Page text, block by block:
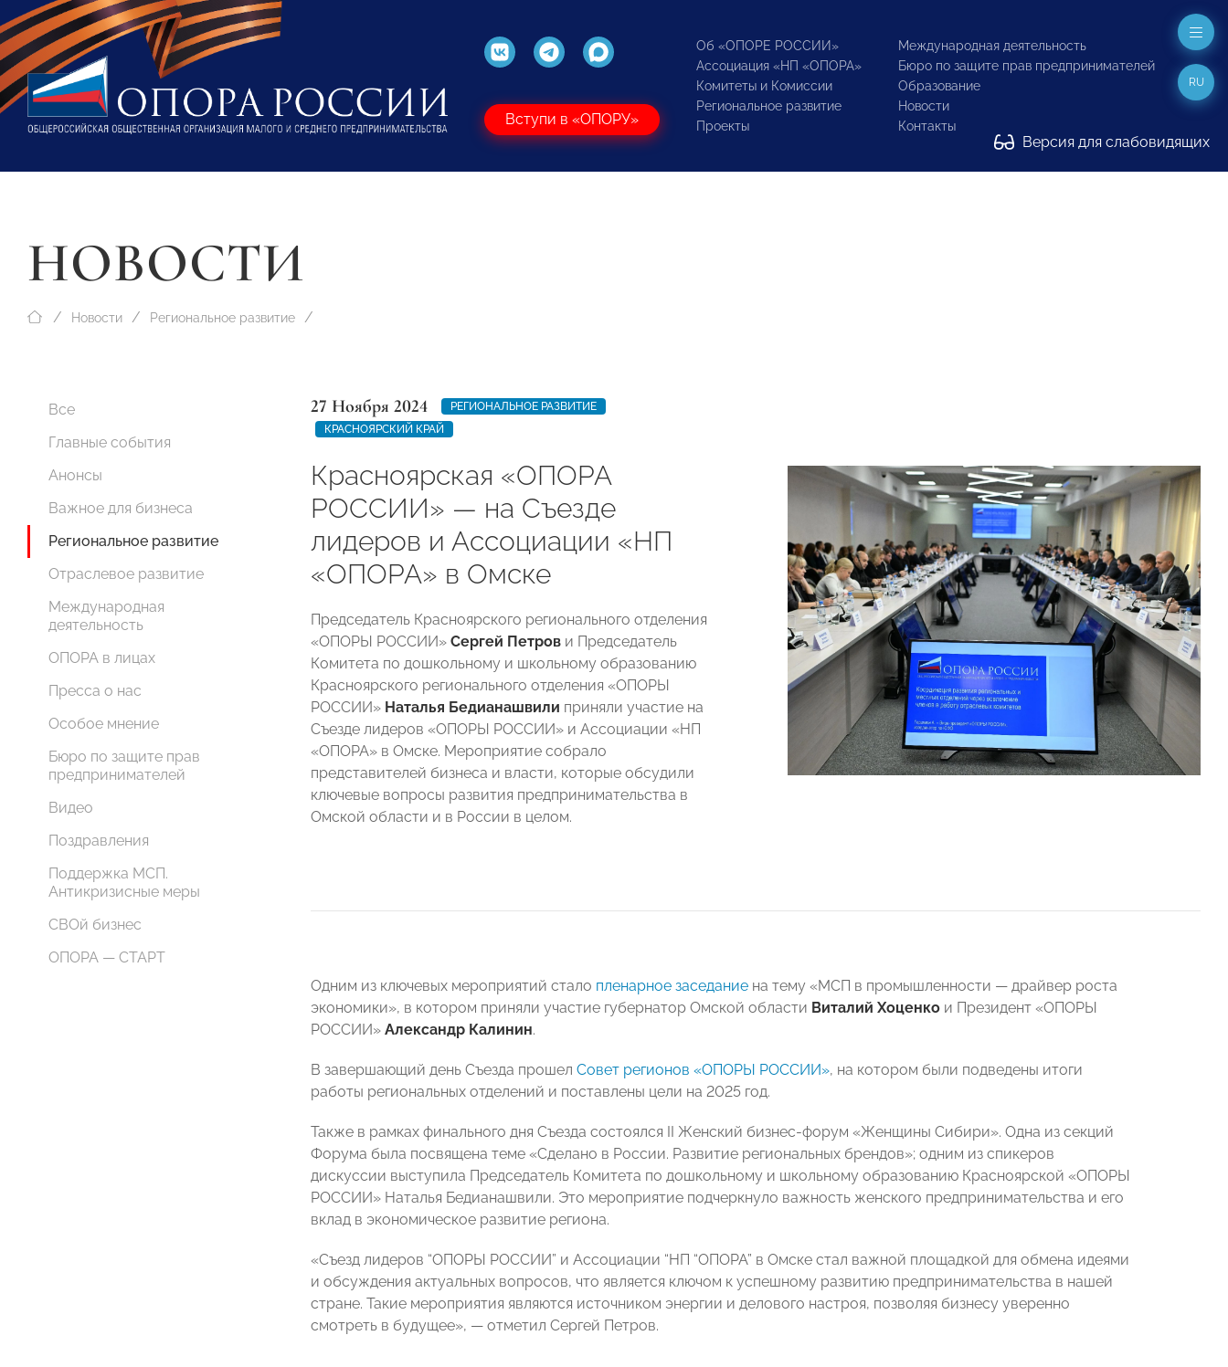
Вступи в «ОПОРУ»
Об «ОПОРЕ РОССИИ»
Ассоциация «НП «ОПОРА»
Комитеты и Комиссии
Региональное развитие
Проекты
Международная деятельность
Бюро по защите прав предпринимателей
Образование
Новости
Контакты
Версия для слабовидящих
RU
НОВОСТИ
Новости Региональное развитие
Все
Главные события
Анонсы
Важное для бизнеса
Региональное развитие
Отраслевое развитие
Международная
деятельность
ОПОРА в лицах
Пресса о нас
Особое мнение
Бюро по защите прав
предпринимателей
Видео
Поздравления
Поддержка МСП.
Антикризисные меры
СВОй бизнес
ОПОРА — СТАРТ
27 Ноября 2024
РЕГИОНАЛЬНОЕ РАЗВИТИЕ
КРАСНОЯРСКИЙ КРАЙ
Красноярская «ОПОРА
РОССИИ» — на Съезде
лидеров и Ассоциации «НП
«ОПОРА» в Омске
Председатель Красноярского регионального отделения
«ОПОРЫ РОССИИ» Сергей Петров и Председатель
Комитета по дошкольному и школьному образованию
Красноярского регионального отделения «ОПОРЫ
РОССИИ» Наталья Бедианашвили приняли участие на
Съезде лидеров «ОПОРЫ РОССИИ» и Ассоциации «НП
«ОПОРА» в Омске. Мероприятие собрало
представителей бизнеса и власти, которые обсудили
ключевые вопросы развития предпринимательства в
Омской области и в России в целом.
Одним из ключевых мероприятий стало пленарное заседание на тему «МСП в промышленности — драйвер роста
экономики», в котором приняли участие губернатор Омской области Виталий Хоценко и Президент «ОПОРЫ
РОССИИ» Александр Калинин.
В завершающий день Съезда прошел Совет регионов «ОПОРЫ РОССИИ», на котором были подведены итоги
работы региональных отделений и поставлены цели на 2025 год.
Также в рамках финального дня Съезда состоялся II Женский бизнес-форум «Женщины Сибири». Одна из секций
Форума была посвящена теме «Сделано в России. Развитие региональных брендов»; одним из спикеров
дискуссии выступила Председатель Комитета по дошкольному и школьному образованию Красноярской «ОПОРЫ
РОССИИ» Наталья Бедианашвили. Это мероприятие подчеркнуло важность женского предпринимательства и его
вклад в экономическое развитие региона.
«Съезд лидеров “ОПОРЫ РОССИИ” и Ассоциации “НП “ОПОРА” в Омске стал важной площадкой для обмена идеями
и обсуждения актуальных вопросов, что является ключом к успешному развитию предпринимательства в нашей
стране. Такие мероприятия являются источником энергии и делового настроя, позволяя бизнесу уверенно
смотреть в будущее», — отметил Сергей Петров.